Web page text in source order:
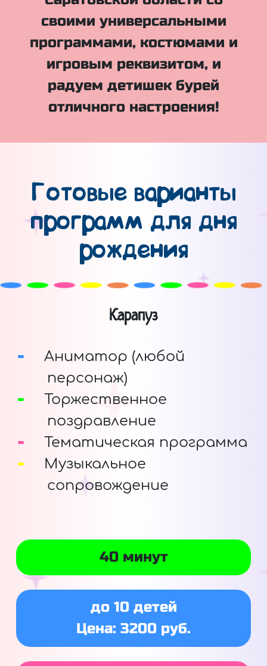
своими универсальными
программами, костюмами и
игровым реквизитом, и
радуем детишек бурей
отличного настроения!
Готовые варианты
программ для дня
рождения
Карапуз
Аниматор (любой
персонаж)
Торжественное
поздравление
Тематическая программа
Музыкальное
сопровождение
40 минут
до 10 детей
Цена: 3200 руб.